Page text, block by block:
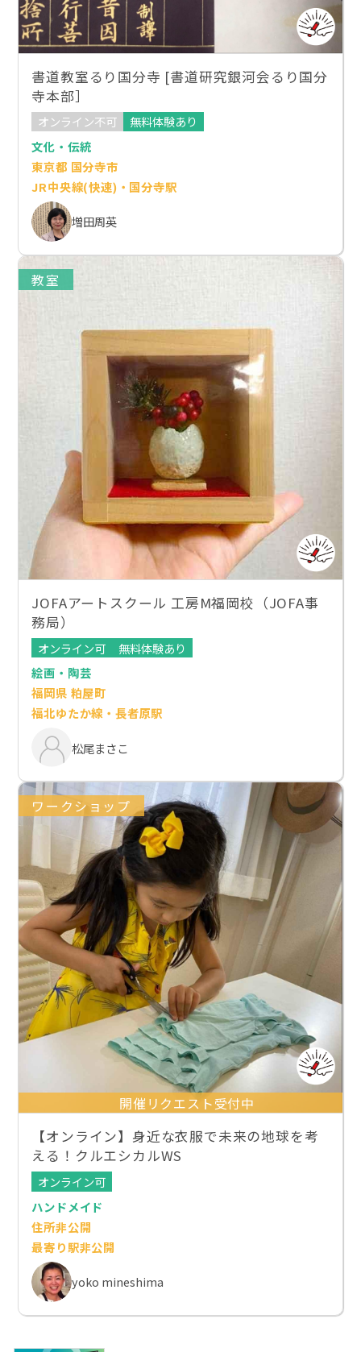
書道教室るり国分寺 [書道研究銀河会るり国分
寺本部］
オンライン不可
無料体験あり
文化・伝統
東京都 国分寺市
JR中央線(快速)・国分寺駅
増田周英
教室
JOFAアートスクール 工房M福岡校（JOFA事
務局）
オンライン可
無料体験あり
絵画・陶芸
福岡県 粕屋町
福北ゆたか線・長者原駅
松尾まさこ
ワークショップ
開催リクエスト受付中
【オンライン】身近な衣服で未来の地球を考
える！クルエシカルWS
オンライン可
ハンドメイド
住所非公開
最寄り駅非公開
yoko mineshima